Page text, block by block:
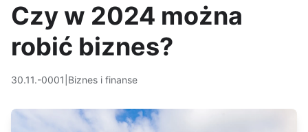
Czy w 2024 można
robić biznes?
30.11.-0001 Biznes i finanse